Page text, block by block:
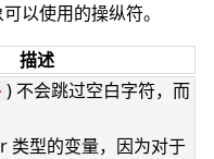
以使用的操纵符。
描述
) 不会跳过空白字符，而
类型的变量，因为对于